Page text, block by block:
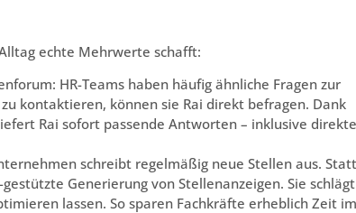
echte Mehrwerte schafft:
HR-Teams haben häufig ähnliche Fragen zur
kontaktieren, können sie Rai direkt befragen. Dank
Rai sofort passende Antworten – inklusive
schreibt regelmäßig neue Stellen aus. Statt
Generierung von Stellenanzeigen. Sie schlägt
lassen. So sparen Fachkräfte erheblich Zeit im